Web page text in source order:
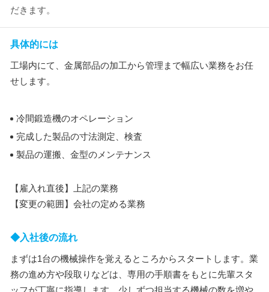
だきます。
具体的には
工場内にて、金属部品の加工から管理まで幅広い業務をお任
せします。
冷間鍛造機のオペレーション
完成した製品の寸法測定、検査
製品の運搬、金型のメンテナンス
【雇入れ直後】上記の業務
【変更の範囲】会社の定める業務
◆入社後の流れ
まずは1台の機械操作を覚えるところからスタートします。業
務の進め方や段取りなどは、専用の手順書をもとに先輩スタ
ッフが丁寧に指導します。少しずつ担当する機械の数を増や